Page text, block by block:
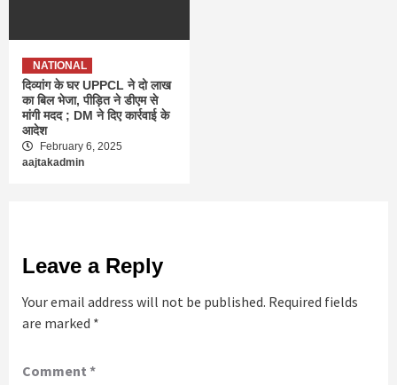
NATIONAL
दिव्यांग के घर UPPCL ने दो लाख
का बिल भेजा, पीड़ित ने डीएम से
मांगी मदद ; DM ने दिए कार्रवाई के
आदेश
February 6, 2025
aajtakadmin
Leave a Reply
Your email address will not be published. Required fields
are marked *
Comment *